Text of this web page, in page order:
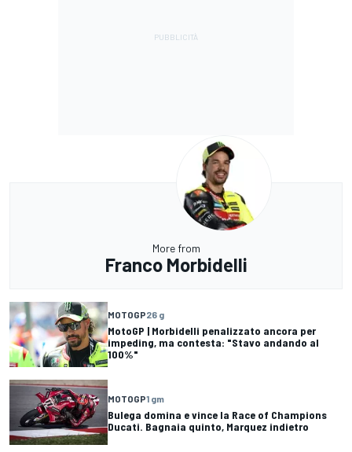
More from
Franco Morbidelli
MOTOGP26 g
MotoGP | Morbidelli penalizzato ancora per
impeding, ma contesta: "Stavo andando al
100%"
MOTOGP1 gm
Bulega domina e vince la Race of Champions
Ducati. Bagnaia quinto, Marquez indietro